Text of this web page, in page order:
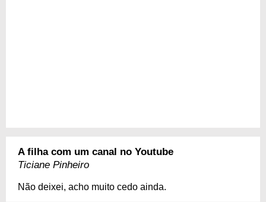
A filha com um canal no Youtube
Ticiane Pinheiro
Não deixei, acho muito cedo ainda.